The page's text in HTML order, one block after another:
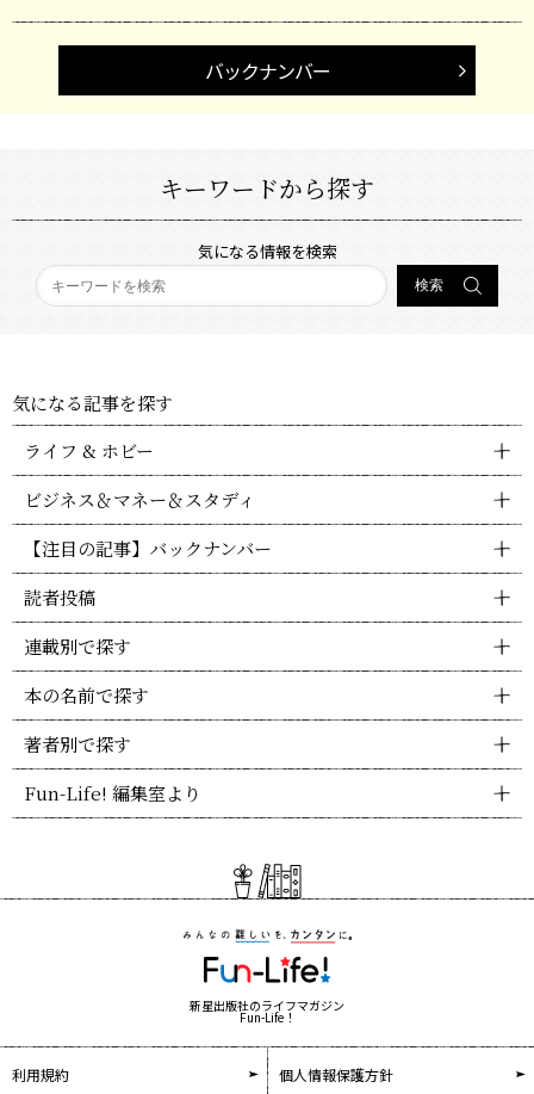
バックナンバー
キーワードから探す
気になる情報を検索
気になる記事を探す
ライフ & ホビー
ビジネス＆マネー＆スタディ
【注目の記事】バックナンバー
読者投稿
連載別で探す
本の名前で探す
著者別で探す
Fun-Life! 編集室より
新星出版社のライフマガジン
Fun-Life！
利用規約 個人情報保護方針